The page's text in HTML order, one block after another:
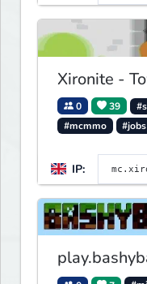
blending
classics
Xironite -
0 39
#mcmmo
#jobs
IP: